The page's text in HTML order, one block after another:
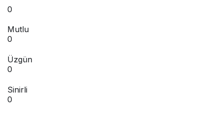
0
Mutlu
0
Üzgün
0
Sinirli
0